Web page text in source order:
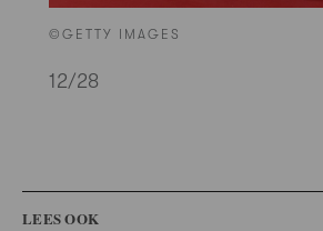
©GETTY IMAGES
12/28
LEES OOK